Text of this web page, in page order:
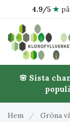
4.9/5 ★på
🌸 Sista
Hem / Gröna